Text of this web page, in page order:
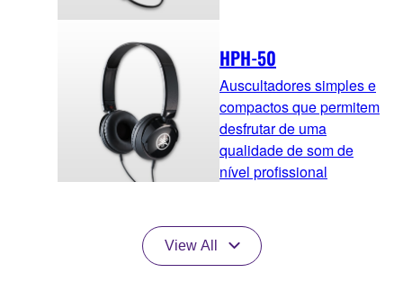
HPH-50
Auscultadores simples e
compactos que permitem
desfrutar de uma
qualidade de som de
nível profissional
View All